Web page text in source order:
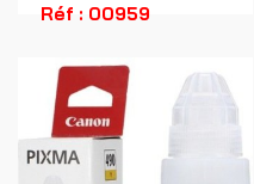
Réf : 00959